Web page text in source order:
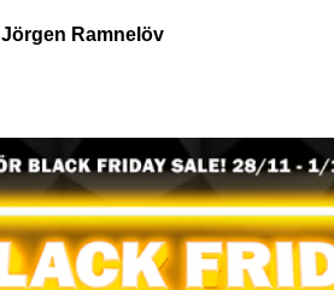
Jörgen Ramnelöv